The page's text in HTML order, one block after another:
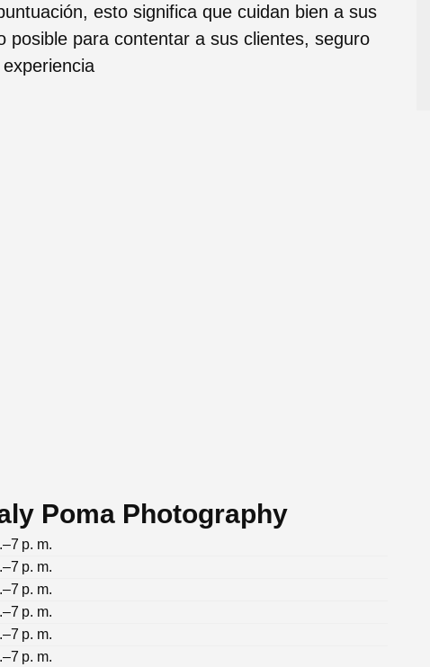
esto significa que cuidan bien a sus
posible para contentar a sus clientes, seguro
Poma Photography
p. m.
p. m.
p. m.
p. m.
p. m.
p. m.